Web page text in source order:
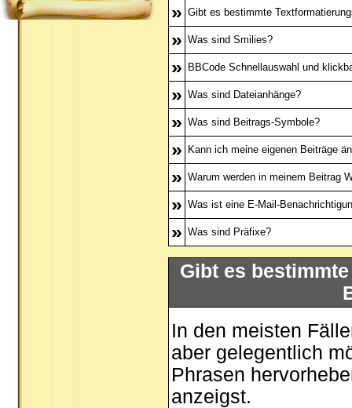
» Gibt es bestimmte
» Was sind Smilies?
» BBCode Schnellauswahl und
» Was sind Dateianhänge?
» Was sind Beitrags-Symbole?
» Kann ich meine eigenen Beiträge
» Warum werden in meinem Beitrag
» Was ist eine E-Mail-
» Was sind Präfixe?
Gibt es
In den meisten
aber gelegentlich
Phrasen
anzeigst.